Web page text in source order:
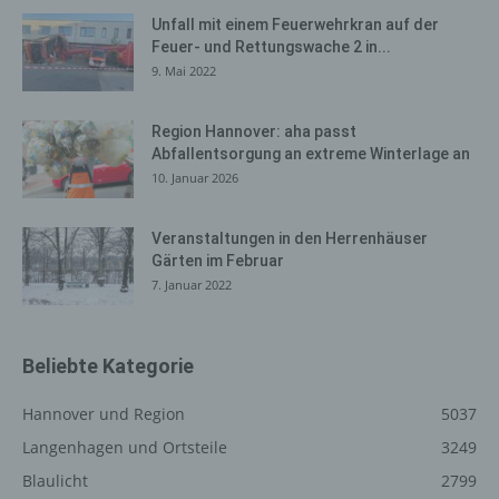
Unfall mit einem Feuerwehrkran auf der
Feuer- und Rettungswache 2 in...
9. Mai 2022
Region Hannover: aha passt
Abfallentsorgung an extreme Winterlage an
10. Januar 2026
Veranstaltungen in den Herrenhäuser
Gärten im Februar
7. Januar 2022
Beliebte Kategorie
Hannover und Region
5037
Langenhagen und Ortsteile
3249
Blaulicht
2799
gelöscht werden. Dies ist in allen gängigen
Internetbrowsern möglich. Deaktiviert die betroffene
Person die Setzung von Cookies in dem genutzten
Funktionen unserer Internetseite vollumfänglich nutzbar.
Erfassung von allgemeinen Daten
Die Internetseite erfasst mit jedem Aufruf der
Internetseite durch eine betroffene Person oder ein
automatisiertes System eine Reihe von allgemeinen
gespeichert. Erfasst werden können die (1) verwendeten
System verwendete Betriebssystem, (3) die
Internetseite, von welcher ein zugreifendes System auf
die Unterwebseiten, welche über ein zugreifendes